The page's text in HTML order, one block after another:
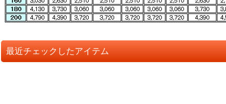
最近チェックしたアイテム